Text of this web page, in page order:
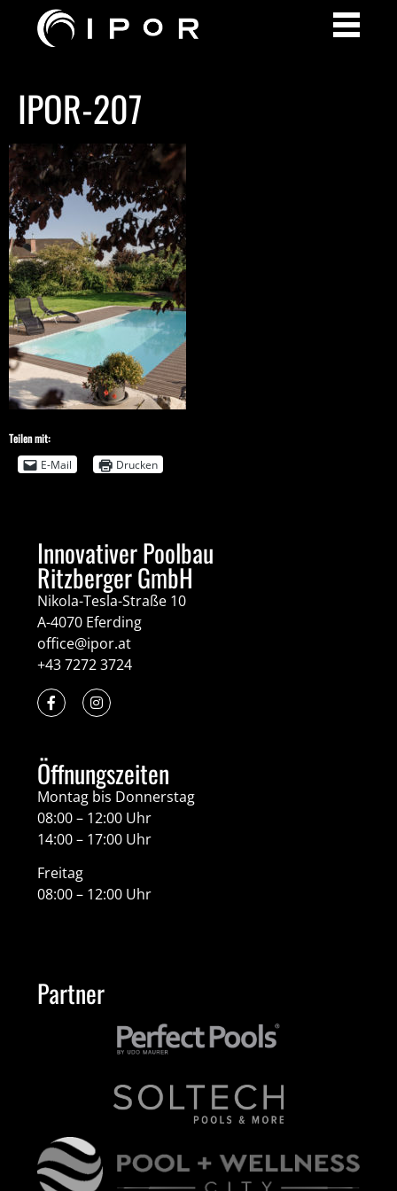
IPOR-207
Teilen mit:
E-Mail
Drucken
Innovativer Poolbau
Ritzberger GmbH
Nikola-Tesla-Straße 10
A-4070 Eferding
office@ipor.at
+43 7272 3724
Öffnungszeiten
Montag bis Donnerstag
08:00 – 12:00 Uhr
14:00 – 17:00 Uhr
Freitag
08:00 – 12:00 Uhr
Partner